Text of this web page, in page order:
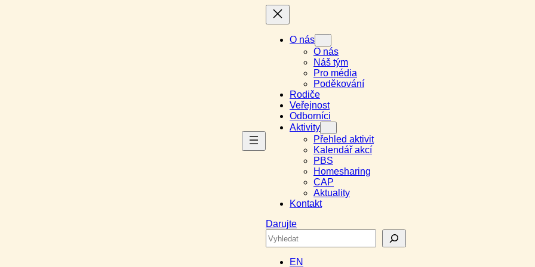
O nás
O nás
Náš tým
Pro média
Poděkování
Rodiče
Veřejnost
Odborníci
Aktivity
Přehled aktivit
Kalendář akcí
PBS
Homesharing
CAP
Aktuality
Kontakt
Darujte
Search
EN